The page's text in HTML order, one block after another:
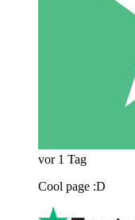
vor 1 Tag
Cool page :D